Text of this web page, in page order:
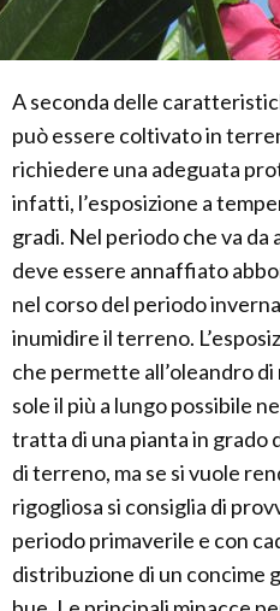
A seconda delle
può essere coltivato in
richiedere una adeguata
infatti, l’esposizione a
gradi. Nel periodo che va
deve essere annaffiato
nel corso del periodo
inumidire il terreno.
che permette all’oleandro
sole il più a lungo possibile
tratta di una pianta in grado
di terreno, ma se si vuole
rigogliosa si consiglia di
periodo primaverile e con
distribuzione di un concime